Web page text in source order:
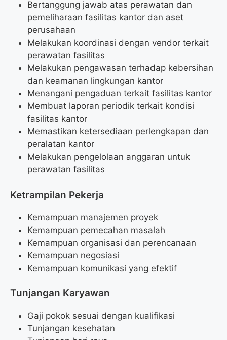
Bertanggung jawab atas perawatan dan
pemeliharaan fasilitas kantor dan aset
perusahaan
Melakukan koordinasi dengan vendor terkait
perawatan fasilitas
Melakukan pengawasan terhadap kebersihan
dan keamanan lingkungan kantor
Menangani pengaduan terkait fasilitas kantor
Membuat laporan periodik terkait kondisi
fasilitas kantor
Memastikan ketersediaan perlengkapan dan
peralatan kantor
Melakukan pengelolaan anggaran untuk
perawatan fasilitas
Ketrampilan Pekerja
Kemampuan manajemen proyek
Kemampuan pemecahan masalah
Kemampuan organisasi dan perencanaan
Kemampuan negosiasi
Kemampuan komunikasi yang efektif
Tunjangan Karyawan
Gaji pokok sesuai dengan kualifikasi
Tunjangan kesehatan